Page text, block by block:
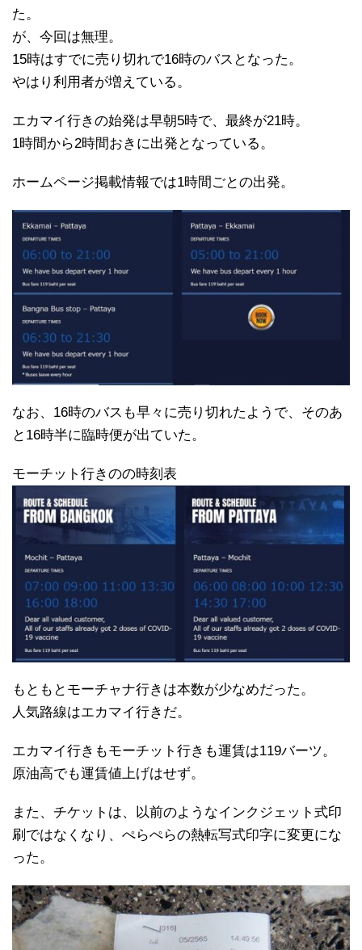
た。
が、今回は無理。
15時はすでに売り切れで16時のバスとなった。
やはり利用者が増えている。
エカマイ行きの始発は早朝5時で、最終が21時。
1時間から2時間おきに出発となっている。
ホームページ掲載情報では1時間ごとの出発。
なお、16時のバスも早々に売り切れたようで、そのあ
と16時半に臨時便が出ていた。
モーチット行きのの時刻表
もともとモーチャナ行きは本数が少なめだった。
人気路線はエカマイ行きだ。
エカマイ行きもモーチット行きも運賃は119バーツ。
原油高でも運賃値上げはせず。
また、チケットは、以前のようなインクジェット式印
刷ではなくなり、ぺらぺらの熱転写式印字に変更にな
った。